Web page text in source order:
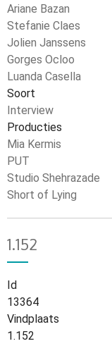
Ariane Bazan
Stefanie Claes
Jolien Janssens
Gorges Ocloo
Luanda Casella
Soort
Interview
Producties
Mia Kermis
PUT
Studio Shehrazade
Short of Lying
1.152
Id
13364
Vindplaats
1.152